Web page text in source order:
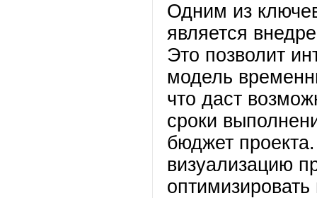
Одним из
является
Это позволит
модель
что даст
сроки
бюджет
визуализацию